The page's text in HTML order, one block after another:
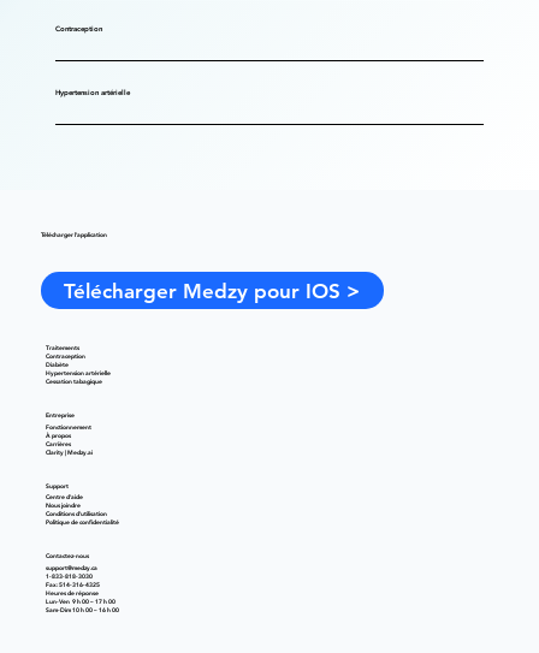
Contraception
Hypertension artérielle
Télécharger l'application
Télécharger Medzy pour IOS >
Traitements
Contraception
Diabète
Hypertension artérielle
Cessation tabagique
Entreprise
Fonctionnement
À propos
Carrières
Clarity | Medzy.ai
Support
Centre d'aide
Nous joindre
Conditions d'utilisation
Politique de confidentialité
Contactez-nous
support@medzy.ca
1-833-818-3030
Fax: 514-316-4325
Heures de réponse
Lun-Ven 9 h 00 – 17 h 00
Sam-Dim 10 h 00 – 16 h 00